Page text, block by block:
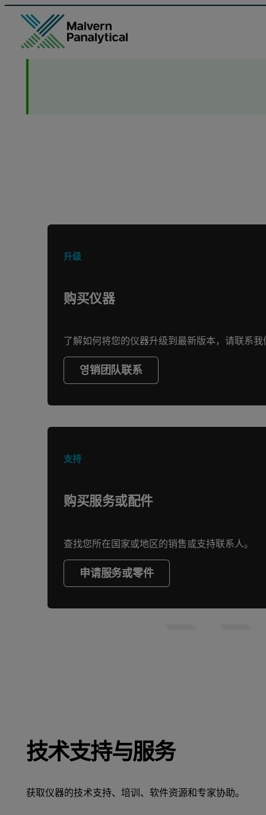
升级
购买仪器
了解如何将您的仪器升级到最新版本，请联系我
영销团队联系
支持
购买服务或配件
查找您所在国家或地区的销售或支持联系人。
申请服务或零件
技术支持与服务
获取仪器的技术支持、培训、软件资源和专家协助。